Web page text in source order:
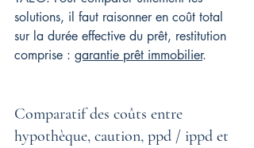
solutions, il faut raisonner en coût total
sur la durée effective du prêt, restitution
comprise : garantie prêt immobilier.
Comparatif des coûts entre
hypothèque, caution, ppd / ippd et